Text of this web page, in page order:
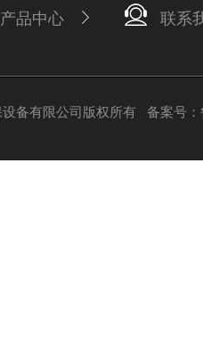
产品中心 联系
备有限公司版权所有 备案号